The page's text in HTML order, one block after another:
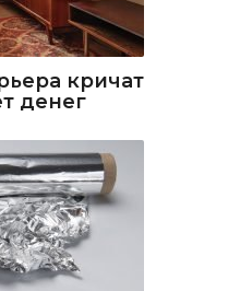
кричат
денег